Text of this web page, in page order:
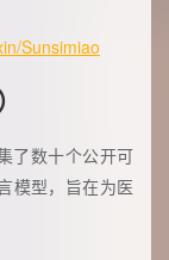
Sunsimiao
了数十个公开可
模型，旨在为医